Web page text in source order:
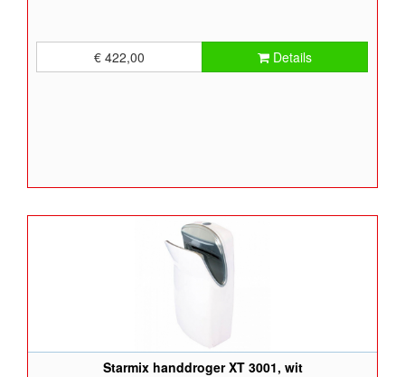
€ 422,00 Details
Starmix handdroger XT 3001, wit